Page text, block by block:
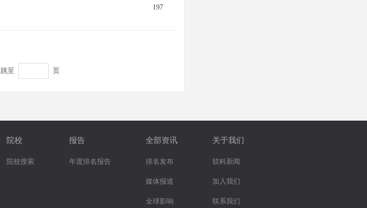
197
跳至 页
院校
院校搜索
报告
年度排名报告
全部资讯
排名发布
媒体报道
全球影响
关于我们
软科新闻
加入我们
联系我们